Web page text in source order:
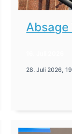
Absage
28. Juli 2026,